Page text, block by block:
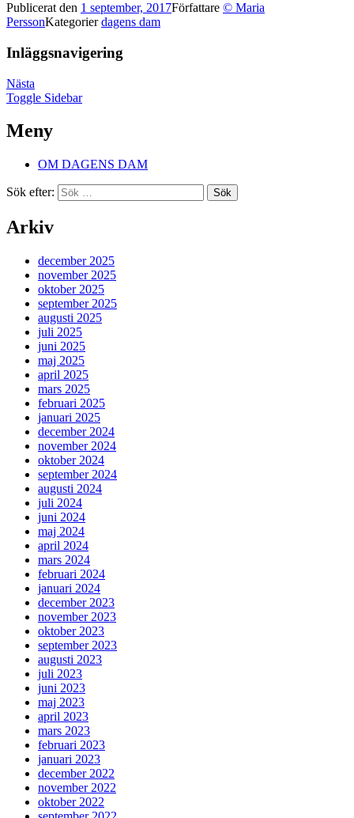
Publicerat den 1 september, 2017Författare © Maria
PerssonKategorier dagens dam
Inläggsnavigering
Nästa
Toggle Sidebar
Meny
OM DAGENS DAM
Sök efter:
Arkiv
december 2025
november 2025
oktober 2025
september 2025
augusti 2025
juli 2025
juni 2025
maj 2025
april 2025
mars 2025
februari 2025
januari 2025
december 2024
november 2024
oktober 2024
september 2024
augusti 2024
juli 2024
juni 2024
maj 2024
april 2024
mars 2024
februari 2024
januari 2024
december 2023
november 2023
oktober 2023
september 2023
augusti 2023
juli 2023
juni 2023
maj 2023
april 2023
mars 2023
februari 2023
januari 2023
december 2022
november 2022
oktober 2022